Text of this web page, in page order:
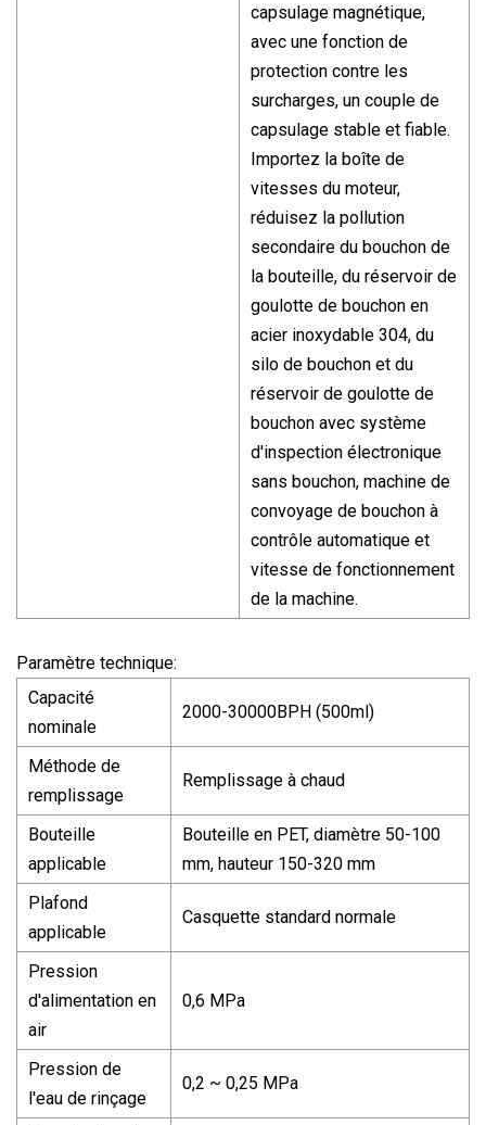
capsulage magnétique,
avec une fonction de
protection contre les
surcharges, un couple de
capsulage stable et fiable.
Importez la boîte de
vitesses du moteur,
réduisez la pollution
secondaire du bouchon de
la bouteille, du réservoir de
goulotte de bouchon en
acier inoxydable 304, du
silo de bouchon et du
réservoir de goulotte de
bouchon avec système
d'inspection électronique
sans bouchon, machine de
convoyage de bouchon à
contrôle automatique et
vitesse de fonctionnement
de la machine.
Paramètre technique:
Capacité
nominale
2000-30000BPH (500ml)
Méthode de
remplissage
Remplissage à chaud
Bouteille
applicable
Bouteille en PET, diamètre 50-100
mm, hauteur 150-320 mm
Plafond
applicable
Casquette standard normale
Pression
d'alimentation en
air
0,6 MPa
Pression de
l'eau de rinçage
0,2 ~ 0,25 MPa